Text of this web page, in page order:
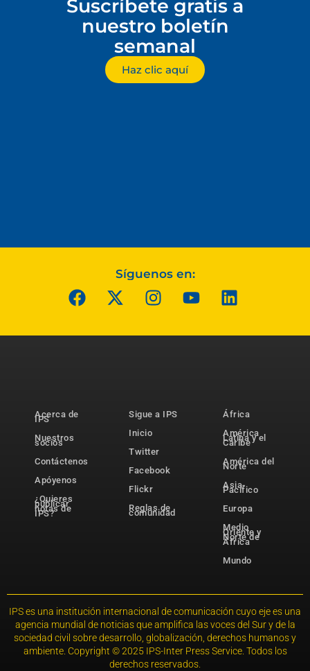
Suscríbete gratis a
nuestro boletín
semanal
Haz clic aquí
Síguenos en:
Acerca de
IPS
Nuestros
socios
Contáctenos
Apóyenos
¿Quieres
publicar
notas de
IPS?
Sigue a IPS
Inicio
Twitter
Facebook
Flickr
Reglas de
comunidad
África
América
Latina y el
Caribe
América del
Norte
Asia-
Pacífico
Europa
Medio
Oriente y
Norte de
África
Mundo
IPS es una institución internacional de comunicación cuyo eje es una
agencia mundial de noticias que amplifica las voces del Sur y de la
sociedad civil sobre desarrollo, globalización, derechos humanos y
ambiente. Copyright © 2025 IPS-Inter Press Service. Todos los
derechos reservados.